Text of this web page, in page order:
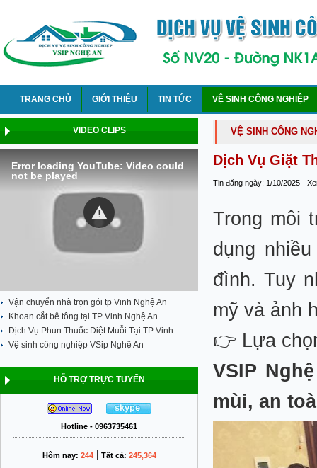
TRANG CHỦ GIỚI THIỆU TIN TỨC VỆ SINH CÔNG NGHIỆP
VIDEO CLIPS
Error loading YouTube: Video could
not be played
Vận chuyển nhà trọn gói tp Vinh Nghệ An
Khoan cắt bê tông tại TP Vinh Nghệ An
Dịch Vụ Phun Thuốc Diệt Muỗi Tại TP Vinh
Vệ sinh công nghiệp VSip Nghệ An
HỖ TRỢ TRỰC TUYẾN
Hotline - 0963735461
Hôm nay: 244| Tất cả: 245,364
VỆ SINH CÔNG
Dịch Vụ Giặt
Tin đăng ngày: 1/10/2025 -
Trong môi
dụng
đình. Tuy
mỹ và ảnh
👉 Lựa
VSIP
mùi, an